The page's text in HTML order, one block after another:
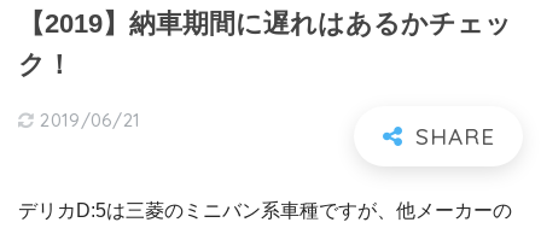
【2019】納車期間に遅れはあるかチェッ
ク！
2019/06/21
デリカD:5は三菱のミニバン系車種ですが、他メーカーの